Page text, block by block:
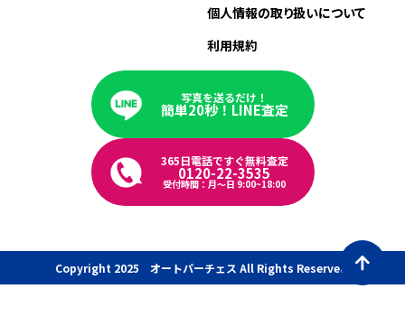
個人情報の取り扱いについて
利用規約
写真を送るだけ！
簡単20秒！LINE査定
365日電話ですぐ無料査定
0120-22-3535
受付時間：月〜日 9:00~18:00
Copyright 2025 オートパーチェス All Rights Reserved.